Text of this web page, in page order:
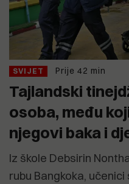
SVIJET Prije 42 min
Tajlandski
osoba, među
njegovi baka i
Iz škole Debsirin
rubu Bangkoka,